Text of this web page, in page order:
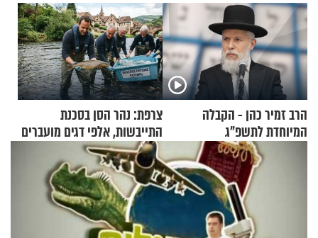
הרב זמיר כהן - הקבלה
המיוחדת לתשפ"ג
צרפת: נהר הסן בסכנת
התייבשות, אלפי דגים מועברים
במבצעי חילוץ